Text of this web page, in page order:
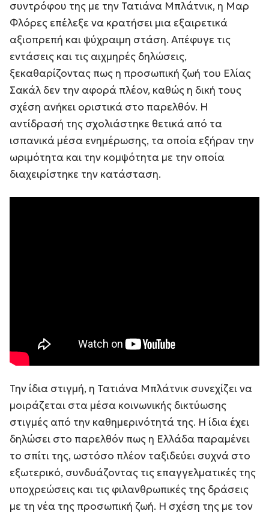
συντρόφου της με την Τατιάνα Μπλάτνικ, η Μαρ
Φλόρες επέλεξε να κρατήσει μια εξαιρετικά
αξιοπρεπή και ψύχραιμη στάση. Απέφυγε τις
εντάσεις και τις αιχμηρές δηλώσεις,
ξεκαθαρίζοντας πως η προσωπική ζωή του Ελίας
Σακάλ δεν την αφορά πλέον, καθώς η δική τους
σχέση ανήκει οριστικά στο παρελθόν. Η
αντίδρασή της σχολιάστηκε θετικά από τα
ισπανικά μέσα ενημέρωσης, τα οποία εξήραν την
ωριμότητα και την κομψότητα με την οποία
διαχειρίστηκε την κατάσταση.
Την ίδια στιγμή, η Τατιάνα Μπλάτνικ συνεχίζει να
μοιράζεται στα μέσα κοινωνικής δικτύωσης
στιγμές από την καθημερινότητά της. Η ίδια έχει
δηλώσει στο παρελθόν πως η Ελλάδα παραμένει
το σπίτι της, ωστόσο πλέον ταξιδεύει συχνά στο
εξωτερικό, συνδυάζοντας τις επαγγελματικές της
υποχρεώσεις και τις φιλανθρωπικές της δράσεις
με τη νέα της προσωπική ζωή. Η σχέση της με τον